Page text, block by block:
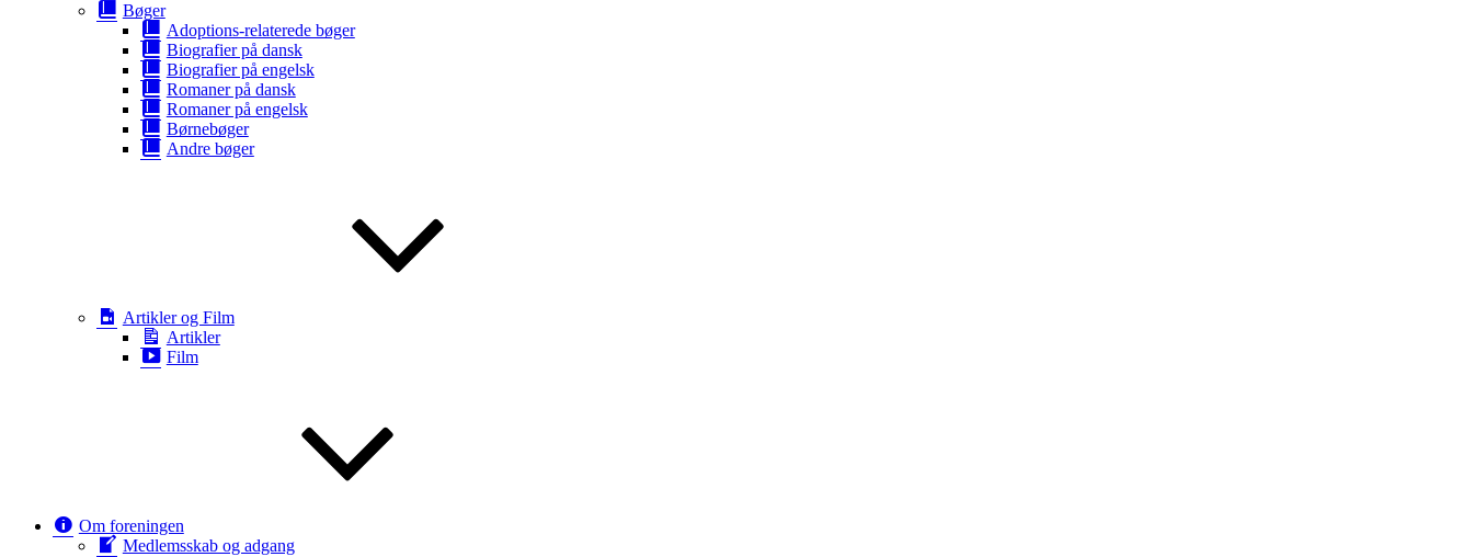
Bøger
Adoptions-relaterede bøger
Biografier på dansk
Biografier på engelsk
Romaner på dansk
Romaner på engelsk
Børnebøger
Andre bøger
Artikler og Film
Artikler
Film
Om foreningen
Medlemsskab og adgang